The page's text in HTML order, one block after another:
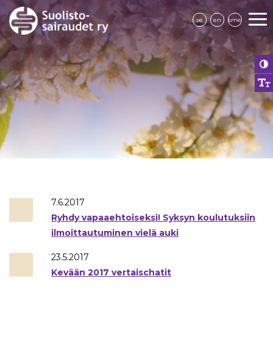
se en sme
7.6.2017
Ryhdy vapaaehtoiseksi! Syksyn koulutuksiin
ilmoittautuminen vielä auki
23.5.2017
Kevään 2017 vertaischatit